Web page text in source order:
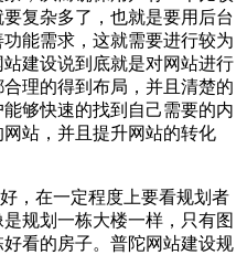
复杂多了，也就是要用后台
能需求，这就需要进行较为
建设说到底就是对网站进行
理的得到布局，并且清楚的
够快速的找到自己需要的内
站，并且提升网站的转化
在一定程度上要看规划者
规划一栋大楼一样，只有图
看的房子。普陀网站建设规